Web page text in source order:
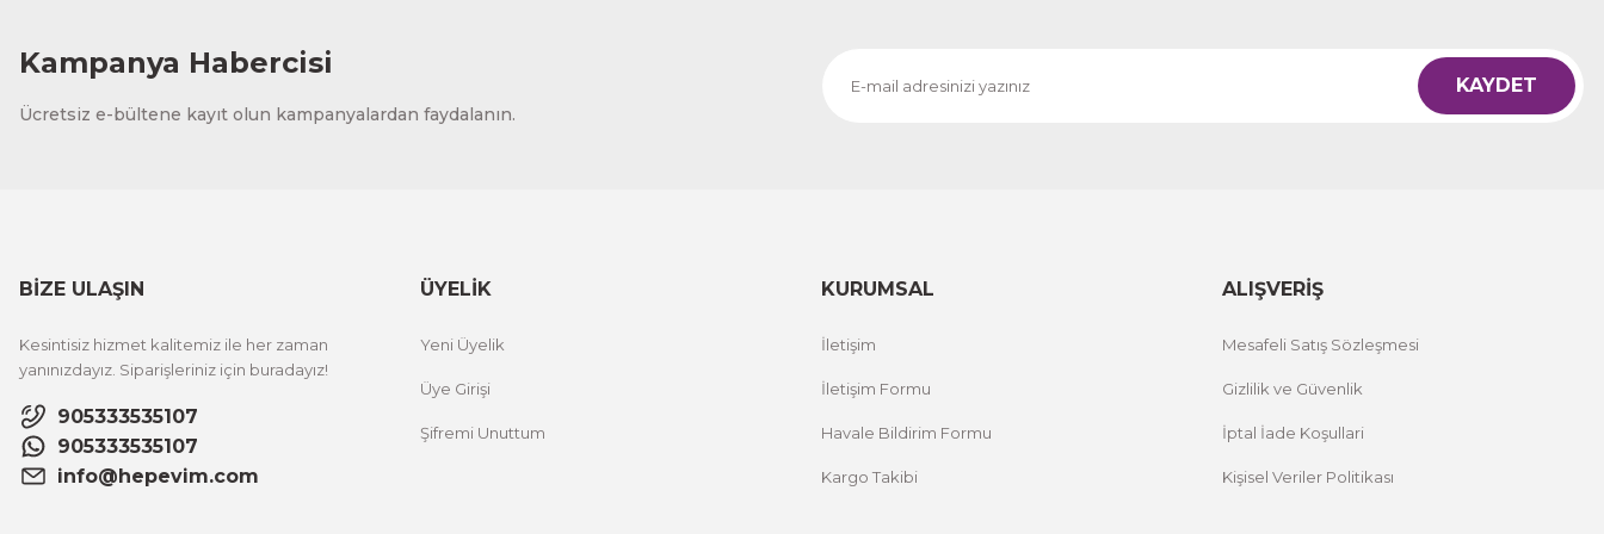
Kampanya Habercisi
Ücretsiz e-bültene kayıt olun kampanyalardan faydalanın.
KAYDET
BİZE ULAŞIN
Kesintisiz hizmet kalitemiz ile her zaman
yanınızdayız. Siparişleriniz için buradayız!
905333535107
905333535107
info@hepevim.com
ÜYELİK
Yeni Üyelik
Üye Girişi
Şifremi Unuttum
KURUMSAL
İletişim
İletişim Formu
Havale Bildirim Formu
Kargo Takibi
ALIŞVERİŞ
Mesafeli Satış Sözleşmesi
Gizlilik ve Güvenlik
İptal İade Koşullari
Kişisel Veriler Politikası